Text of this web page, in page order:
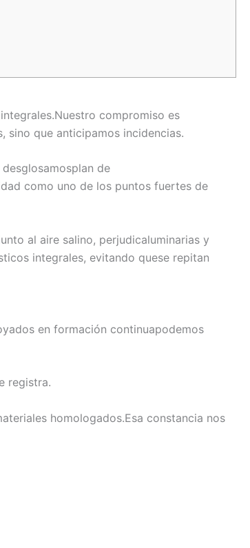
compromiso es
sino que anticipamos incidencias.
de
como uno de los puntos fuertes de
al aire salino, perjudicaluminarias y
integrales, evitando quese repitan
en formación continuapodemos
registra.
homologados.Esa constancia nos